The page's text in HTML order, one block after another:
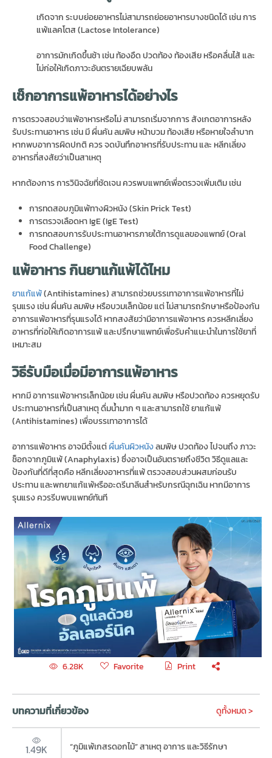
เกิดจาก ระบบย่อยอาหารไม่สามารถย่อยอาหารบางชนิดได้ เช่น การ
แพ้แลคโตส (Lactose Intolerance)
อาการมักเกิดขึ้นช้า เช่น ท้องอืด ปวดท้อง ท้องเสีย หรือคลื่นไส้ และ
ไม่ก่อให้เกิดภาวะอันตรายเฉียบพลัน
เช็กอาการแพ้อาหารได้อย่างไร
การตรวจสอบว่าแพ้อาหารหรือไม่ สามารถเริ่มจากการ สังเกตอาการหลัง
รับประทานอาหาร เช่น มี ผื่นคัน ลมพิษ หน้าบวม ท้องเสีย หรือหายใจลำบาก
หากพบอาการผิดปกติ ควร จดบันทึกอาหารที่รับประทาน และ หลีกเลี่ยง
อาหารที่สงสัยว่าเป็นสาเหตุ
หากต้องการ การวินิจฉัยที่ชัดเจน ควรพบแพทย์เพื่อตรวจเพิ่มเติม เช่น
การทดสอบภูมิแพ้ทางผิวหนัง (Skin Prick Test)
การตรวจเลือดหา IgE (IgE Test)
การทดสอบการรับประทานอาหารภายใต้การดูแลของแพทย์ (Oral
Food Challenge)
แพ้อาหารกินยาแก้แพ้ได้ไหม
ยาแก้แพ้(Antihistamines) สามารถช่วยบรรเทาอาการแพ้อาหารที่ไม่
รุนแรง เช่น ผื่นคัน ลมพิษ หรือบวมเล็กน้อย แต่ ไม่สามารถรักษาหรือป้องกัน
อาการแพ้อาหารที่รุนแรงได้ หากสงสัยว่ามีอาการแพ้อาหาร ควรหลีกเลี่ยง
อาหารที่ก่อให้เกิดอาการแพ้ และปรึกษาแพทย์เพื่อรับคำแนะนำในการใช้ยาที่
เหมาะสม
วิธีรับมือเมื่อมีอาการแพ้อาหาร
หากมี อาการแพ้อาหารเล็กน้อย เช่น ผื่นคัน ลมพิษ หรือปวดท้อง ควรหยุดรับ
ประทานอาหารที่เป็นสาเหตุ ดื่มน้ำมาก ๆ และสามารถใช้ ยาแก้แพ้
(Antihistamines) เพื่อบรรเทาอาการได้
อาการแพ้อาหาร อาจมีตั้งแต่ผื่นคันผิวหนังลมพิษ ปวดท้อง ไปจนถึง ภาวะ
ช็อกจากภูมิแพ้ (Anaphylaxis) ซึ่งอาจเป็นอันตรายถึงชีวิต วิธีดูแลและ
ป้องกันที่ดีที่สุดคือ หลีกเลี่ยงอาหารที่แพ้ ตรวจสอบส่วนผสมก่อนรับ
ประทาน และพกยาแก้แพ้หรืออะดรีนาลีนสำหรับกรณีฉุกเฉิน หากมีอาการ
รุนแรง ควรรีบพบแพทย์ทันที
6.28K Favorite Print
บทความที่เกี่ยวข้อง ดูทั้งหมด >
1.49K “ภูมิแพ้เกสรดอกไม้” สาเหตุ อาการ และวิธีรักษา